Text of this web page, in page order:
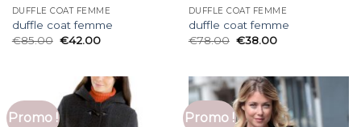
DUFFLE COAT FEMME
duffle coat femme
€85.00 €42.00
DUFFLE COAT FEMME
duffle coat femme
€78.00 €38.00
Promo ! Promo !